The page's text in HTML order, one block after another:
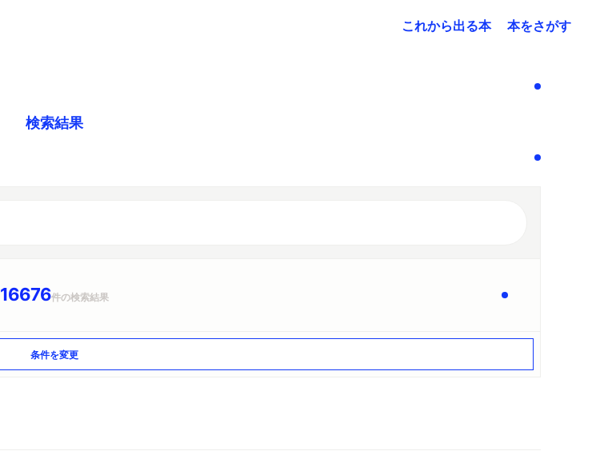
これから出る本 本をさがす
検索結果
16676件の検索結果
条件を変更